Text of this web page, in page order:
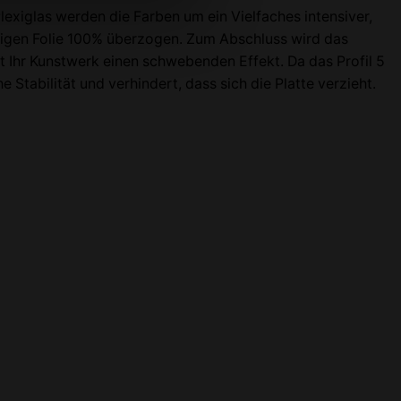
werden die Farben um ein Vielfaches intensiver,
Folie 100% überzogen. Zum Abschluss wird das
Kunstwerk einen schwebenden Effekt. Da das Profil 5
Stabilität und verhindert, dass sich die Platte verzieht.